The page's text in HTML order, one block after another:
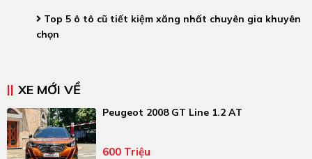
Top 5 ô tô cũ tiết kiệm xăng nhất chuyên gia khuyên
chọn
XE MỚI VỀ
Peugeot 2008 GT Line 1.2 AT
600 Triệu